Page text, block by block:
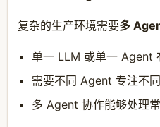
复杂的生产环境需要多
单一 LLM 或单一 Agent
需要不同 Agent 专注不
多 Agent 协作能够处理